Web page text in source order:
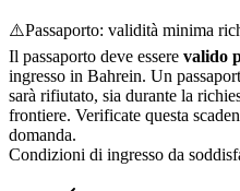
⚠️Passaporto: validità minima
Il passaporto deve essere valido
ingresso in Bahrein. Un
sarà rifiutato, sia durante la
frontiere. Verificate questa
domanda.
Condizioni di ingresso da